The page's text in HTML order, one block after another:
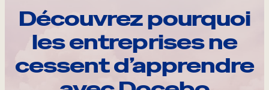
Découvrez pourquoi
les entreprises ne
cessent d’apprendre